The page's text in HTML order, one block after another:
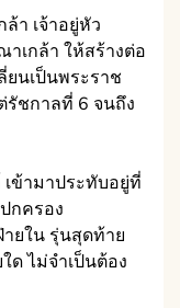
า เจ้าอยู่หัว
เกล้า ให้สร้างต่อ
ยนเป็นพระราช
ชกาลที่ 6 จนถึง
ข้ามาประทับอยู่ที่
กครอง
ยใน รุ่นสุดท้าย
ด ไม่จำเป็นต้อง